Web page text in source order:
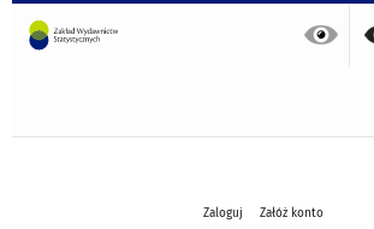
Zaloguj Załóż konto